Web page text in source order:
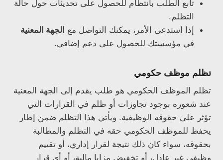
تابع الطلب بانتظام للحصول على تحديثات حول حالة
التظلم.
إذا استدعى الأمر، يمكنك التواصل مع الجهة المعنية
في مؤسستك للحصول على دعم إضافي.
تظلم موظف حكومي
تظلم الموظف الحكومي هو طلب يقدم إلى الجهة المعنية
عند شعوره بوجود تجاوزات أو ظلم في القرارات التي
تؤثر على حقوقه الوظيفية. ويأتي هذا التظلم ضمن إطار
يحفظ للموظف الحكومي حقه في التظلم والمطالبة
بحقوقه، سواء كان ذلك نتيجة لقرار إداري، أو تقييم
وظيفي غير عادل، أو تخفيض مزايا مالية، أو أي قرار